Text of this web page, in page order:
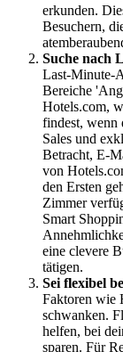
erkunden.
Besuchern,
Suche nach
Last-Minute-
Bereiche
Hotels.com,
findest, wenn
Sales und
Betracht, E-
von
den Ersten
Zimmer
Smart
eine clevere
tätigen.
Sei flexibel
Faktoren wie
schwanken.
helfen, bei
sparen. Für